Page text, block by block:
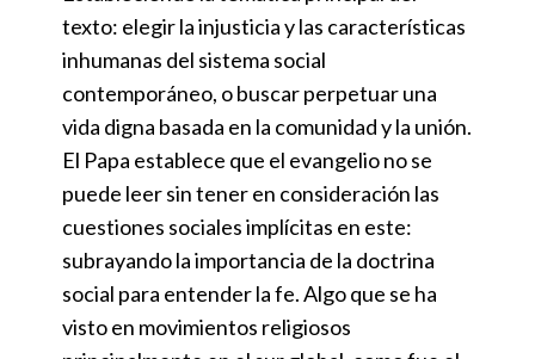
texto: elegir la injusticia y las características
inhumanas del sistema social
contemporáneo, o buscar perpetuar una
vida digna basada en la comunidad y la unión.
El Papa establece que el evangelio no se
puede leer sin tener en consideración las
cuestiones sociales implícitas en este:
subrayando la importancia de la doctrina
social para entender la fe. Algo que se ha
visto en movimientos religiosos